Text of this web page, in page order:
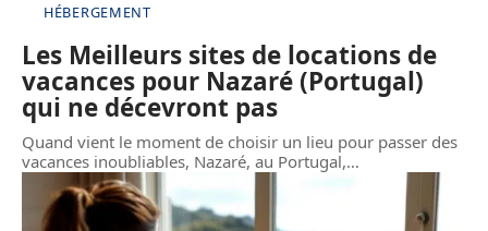
HÉBERGEMENT
Les Meilleurs sites de locations de
vacances pour Nazaré (Portugal)
qui ne décevront pas
Quand vient le moment de choisir un lieu pour passer des
vacances inoubliables, Nazaré, au Portugal,…